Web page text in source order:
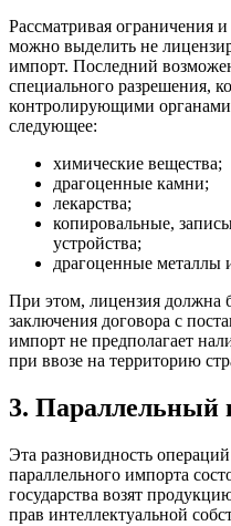
Рассматривая ограничения
можно выделить не
импорт. Последний
специального разрешения,
контролирующими
следующее:
химические вещества;
драгоценные камни;
лекарства;
копировальные,
устройства;
драгоценные металлы
При этом, лицензия должна
заключения договора с
импорт не предполагает
при ввозе на территорию
3. Параллельный
Эта разновидность
параллельного импорта
государства возят
прав интеллектуальной